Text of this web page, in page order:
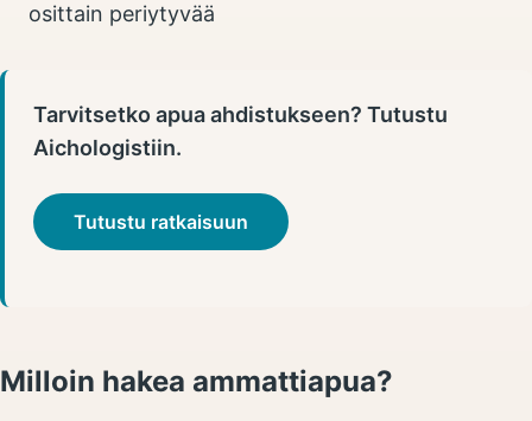
osittain periytyvää
Tarvitsetko apua ahdistukseen? Tutustu
Aichologistiin.
Tutustu ratkaisuun
Milloin hakea ammattiapua?